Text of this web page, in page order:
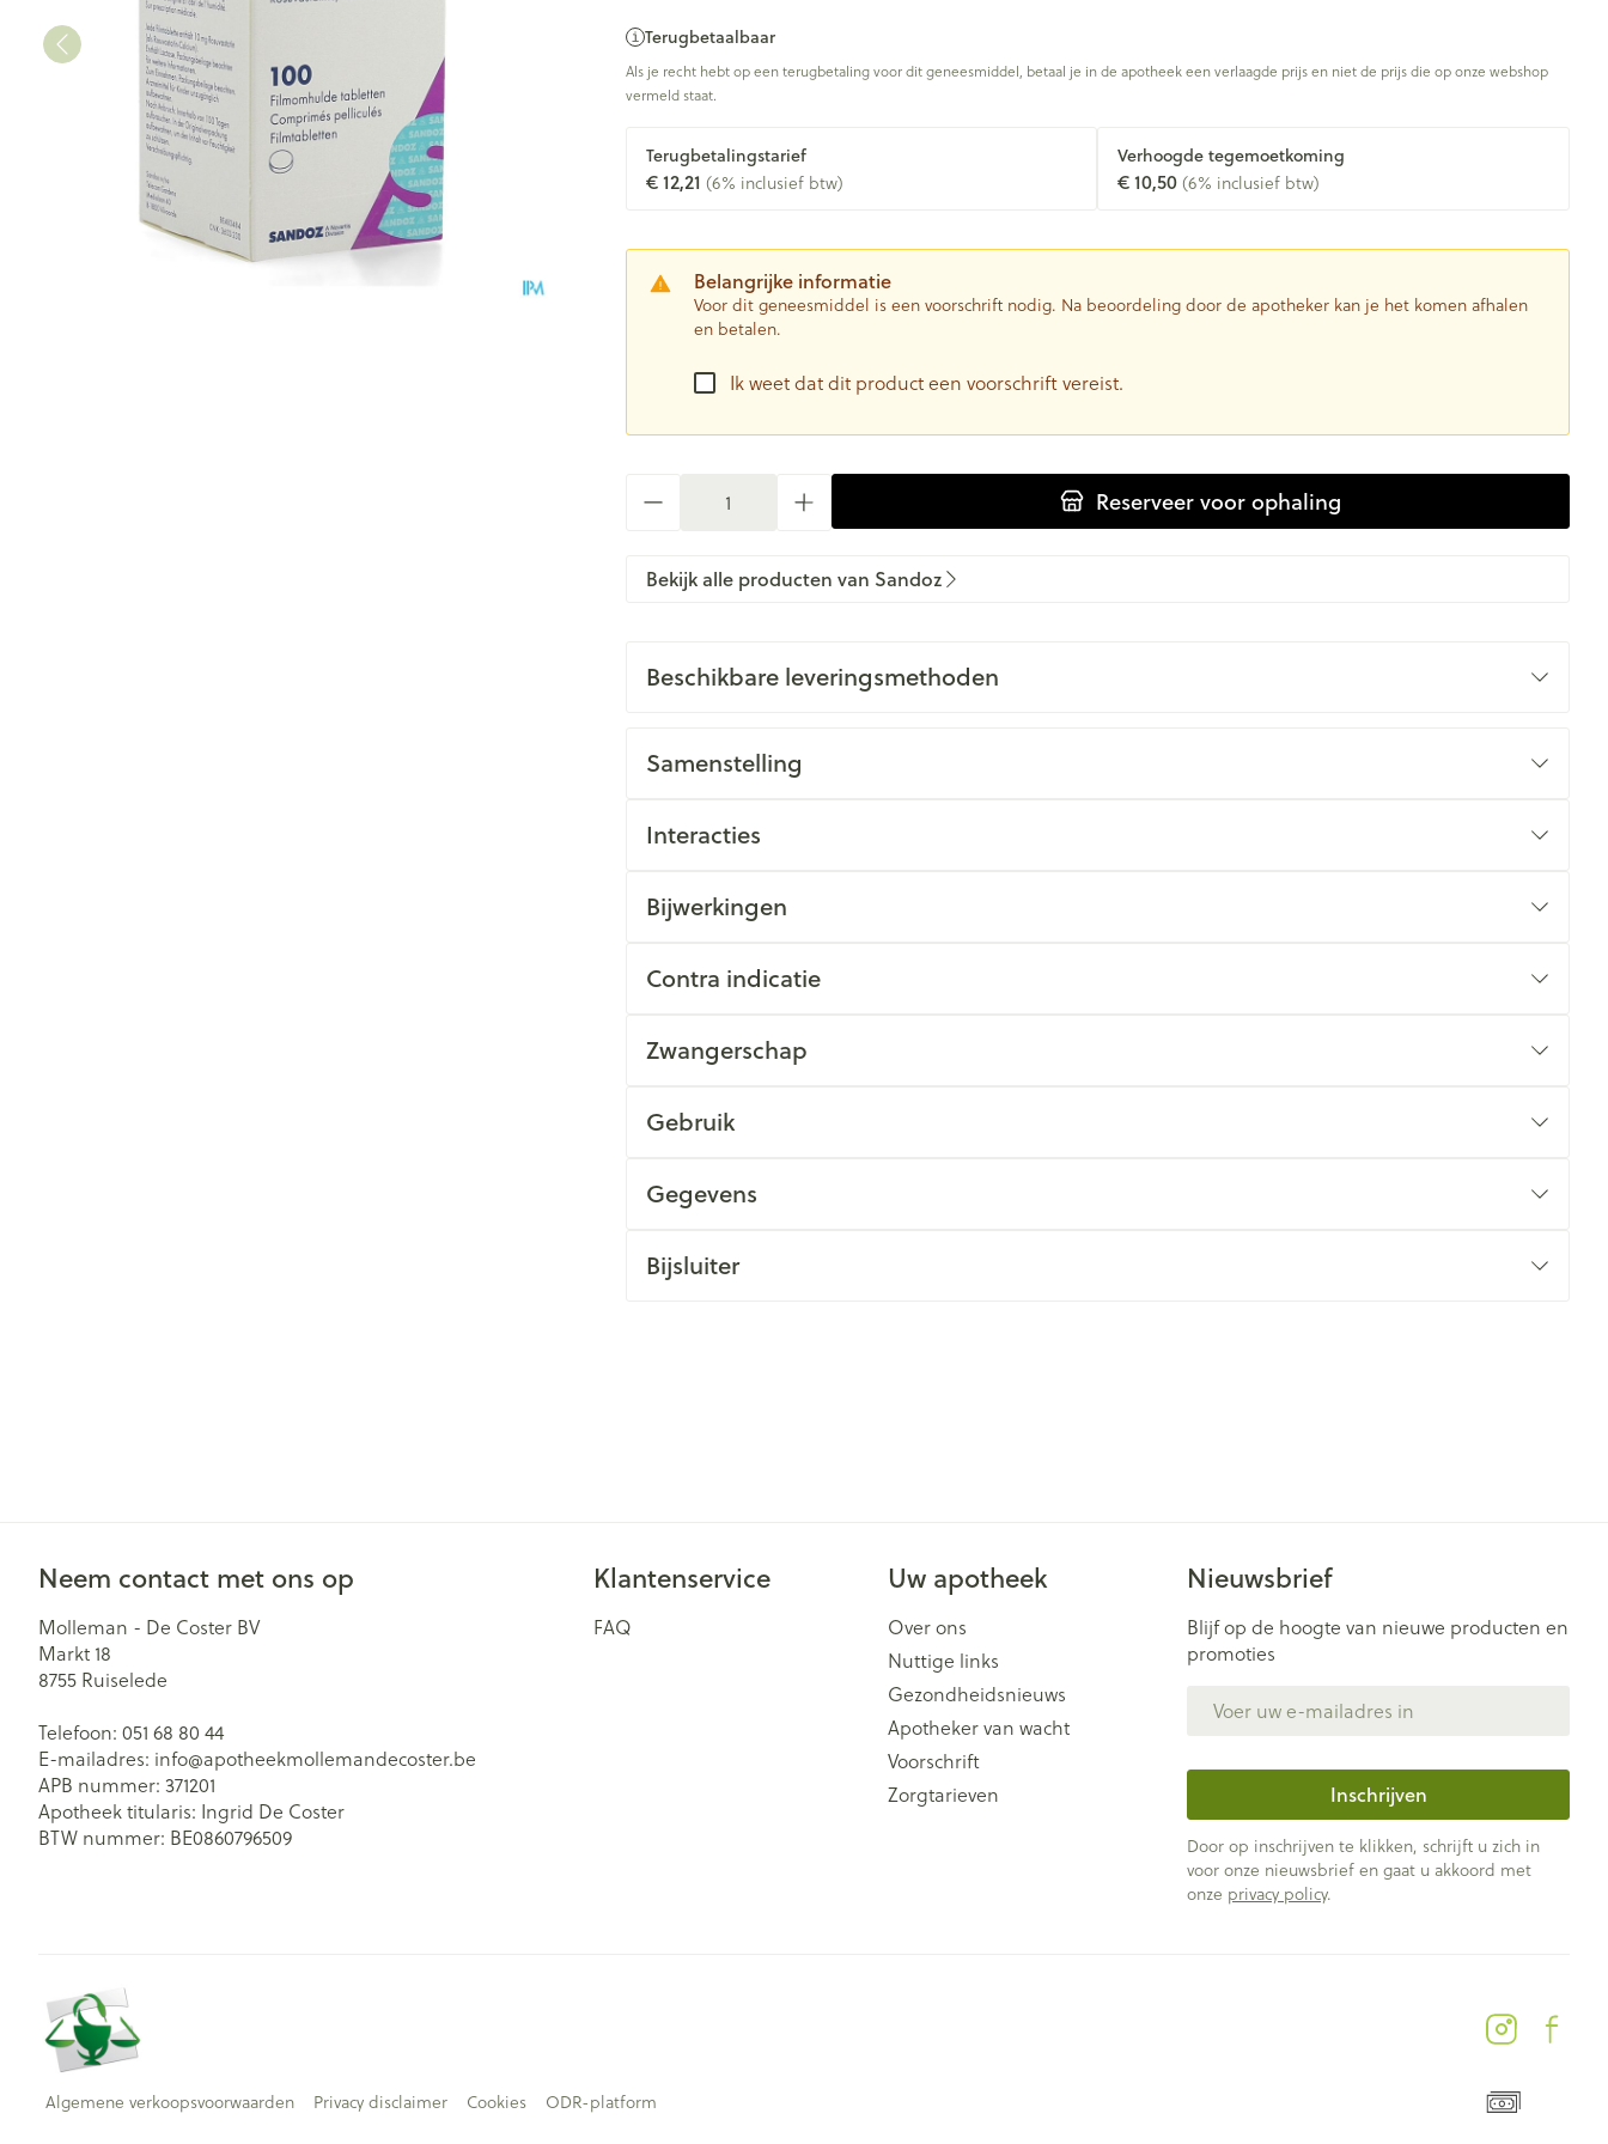
Terugbetaalbaar
Als je recht hebt op een terugbetaling voor dit geneesmiddel, betaal je in de apotheek een verlaagde prijs en niet de prijs die op onze webshop
vermeld staat.
Terugbetalingstarief
€ 12,21 (6% inclusief btw)
Verhoogde tegemoetkoming
€ 10,50 (6% inclusief btw)
Belangrijke informatie
Voor dit geneesmiddel is een voorschrift nodig. Na beoordeling door de apotheker kan je het komen afhalen
en betalen.
Ik weet dat dit product een voorschrift vereist.
Reserveervoor ophaling
Bekijk alle producten van Sandoz
Beschikbare leveringsmethoden
Samenstelling
Interacties
Bijwerkingen
Contra indicatie
Zwangerschap
Gebruik
Gegevens
Bijsluiter
Neem contact met ons op
Molleman - De Coster BV
Markt 18
8755 Ruiselede
Telefoon: 051 68 80 44
E-mailadres: info@apotheekmollemandecoster.be
APB nummer: 371201
Apotheek titularis: Ingrid De Coster
BTW nummer: BE0860796509
Klantenservice
FAQ
Uw apotheek
Over ons
Nuttige links
Gezondheidsnieuws
Apotheker van wacht
Voorschrift
Zorgtarieven
Nieuwsbrief
Blijf op de hoogte van nieuwe producten en
promoties
Inschrijven
Door op inschrijven te klikken, schrijft u zich in
voor onze nieuwsbrief en gaat u akkoord met
onze privacy policy.
Algemene verkoopsvoorwaarden Privacy disclaimer Cookies ODR-platform